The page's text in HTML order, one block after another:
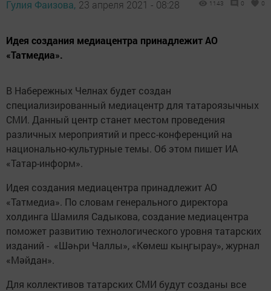
Гулия Фаизова, 23 апреля 2021 - 08:28 1143 0 0
Идея создания медиацентра принадлежит АО
«Татмедиа».
В Набережных Челнах будет создан
специализированный медиацентр для татароязычных
СМИ. Данный центр станет местом проведения
различных мероприятий и пресс-конференций на
национально-культурные темы. Об этом пишет ИА
«Татар-информ».
Идея создания медиацентра принадлежит АО
«Татмедиа». По словам генерального директора
холдинга Шамиля Садыкова, создание медиацентра
поможет развитию технологического уровня татарских
изданий - «Шәһри Чаллы», «Көмеш кыңгырау», журнал
«Мәйдан».
Для коллективов татарских СМИ будут созданы все